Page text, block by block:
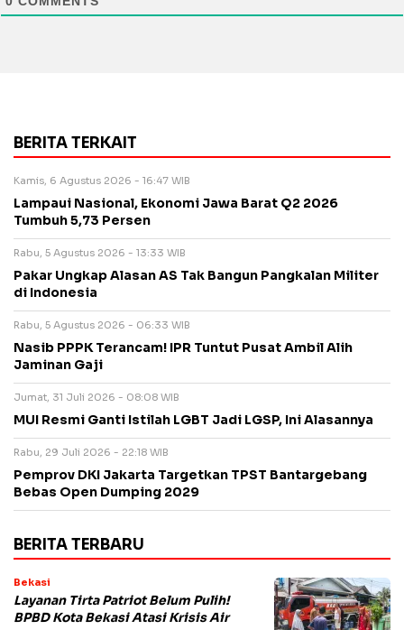
BERITA TERKAIT
Kamis, 6 Agustus 2026 - 16:47 WIB
Lampaui Nasional, Ekonomi Jawa Barat Q2 2026
Tumbuh 5,73 Persen
Rabu, 5 Agustus 2026 - 13:33 WIB
Pakar Ungkap Alasan AS Tak Bangun Pangkalan Militer
di Indonesia
Rabu, 5 Agustus 2026 - 06:33 WIB
Nasib PPPK Terancam! IPR Tuntut Pusat Ambil Alih
Jaminan Gaji
Jumat, 31 Juli 2026 - 08:08 WIB
MUI Resmi Ganti Istilah LGBT Jadi LGSP, Ini Alasannya
Rabu, 29 Juli 2026 - 22:18 WIB
Pemprov DKI Jakarta Targetkan TPST Bantargebang
Bebas Open Dumping 2029
BERITA TERBARU
Bekasi
Layanan Tirta Patriot Belum Pulih!
BPBD Kota Bekasi Atasi Krisis Air